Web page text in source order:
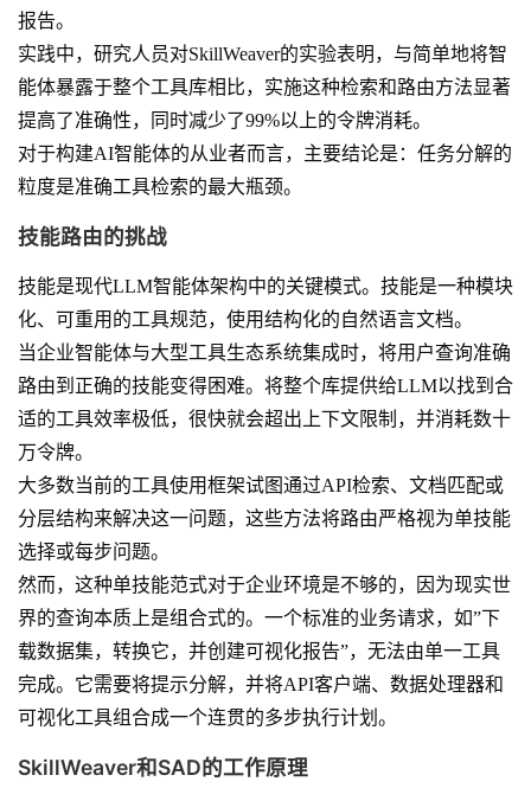
报告。
实践中，研究人员对SkillWeaver的实验表明，与简单地将智
能体暴露于整个工具库相比，实施这种检索和路由方法显著
提高了准确性，同时减少了99%以上的令牌消耗。
对于构建AI智能体的从业者而言，主要结论是：任务分解的
粒度是准确工具检索的最大瓶颈。
技能路由的挑战
技能是现代LLM智能体架构中的关键模式。技能是一种模块
化、可重用的工具规范，使用结构化的自然语言文档。
当企业智能体与大型工具生态系统集成时，将用户查询准确
路由到正确的技能变得困难。将整个库提供给LLM以找到合
适的工具效率极低，很快就会超出上下文限制，并消耗数十
万令牌。
大多数当前的工具使用框架试图通过API检索、文档匹配或
分层结构来解决这一问题，这些方法将路由严格视为单技能
选择或每步问题。
然而，这种单技能范式对于企业环境是不够的，因为现实世
界的查询本质上是组合式的。一个标准的业务请求，如”下
载数据集，转换它，并创建可视化报告”，无法由单一工具
完成。它需要将提示分解，并将API客户端、数据处理器和
可视化工具组合成一个连贯的多步执行计划。
SkillWeaver和SAD的工作原理